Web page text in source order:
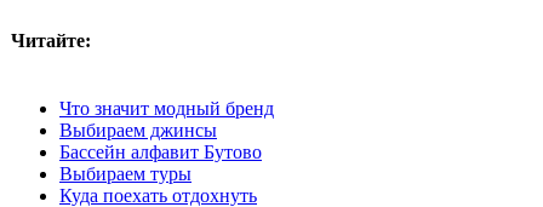
Читайте:
Что значит модный бренд
Выбираем джинсы
Бассейн алфавит Бутово
Выбираем туры
Куда поехать отдохнуть